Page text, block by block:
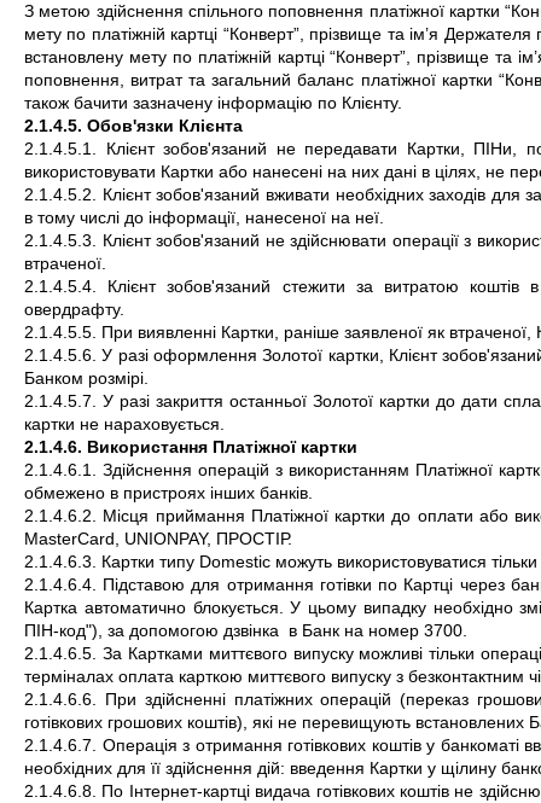
З метою здійснення спільного поповнення платіжної картки
мету по платіжній картці “Конверт”, прізвище та ім’я
встановлену мету по платіжній картці “Конверт”, прізвище та
поповнення, витрат та загальний баланс платіжної картки
також бачити зазначену інформацію по Клієнту.
2.1.4.5. Обов'язки Клієнта
2.1.4.5.1. Клієнт зобов'язаний не передавати Картки, ПІНи,
використовувати Картки або нанесені на них дані в цілях, не
2.1.4.5.2. Клієнт зобов'язаний вживати необхідних заходів для
в тому числі до інформації, нанесеної на неї.
2.1.4.5.3. Клієнт зобов'язаний не здійснювати операції з
втраченої.
2.1.4.5.4. Клієнт зобов'язаний стежити за витратою коштів
овердрафту.
2.1.4.5.5. При виявленні Картки, раніше заявленої як
2.1.4.5.6. У разі оформлення Золотої картки, Клієнт
Банком розмірі.
2.1.4.5.7. У разі закриття останньої Золотої картки до дати
картки не нараховується.
2.1.4.6. Використання Платіжної картки
2.1.4.6.1. Здійснення операцій з використанням Платіжної
обмежено в пристроях інших банків.
2.1.4.6.2. Місця приймання Платіжної картки до оплати або
MasterCard, UNIONPAY, ПРОСТІР.
2.1.4.6.3. Картки типу Domestic можуть використовуватися тільки
2.1.4.6.4. Підставою для отримання готівки по Картці через
Картка автоматично блокується. У цьому випадку
ПІН-код"), за допомогою дзвінка  в Банк на номер 3700.
2.1.4.6.5. За Картками миттєвого випуску можливі тільки
терміналах оплата карткою миттєвого випуску з
2.1.4.6.6. При здійсненні платіжних операцій (переказ
готівкових грошових коштів), які не перевищують встановлених
2.1.4.6.7. Операція з отримання готівкових коштів у банкоматі
необхідних для її здійснення дій: введення Картки у щілину
2.1.4.6.8. По Інтернет-картці видача готівкових коштів не